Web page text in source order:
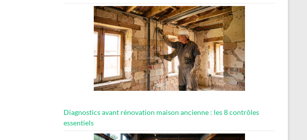
Diagnostics avant rénovation maison ancienne : les 8 contrôles
essentiels